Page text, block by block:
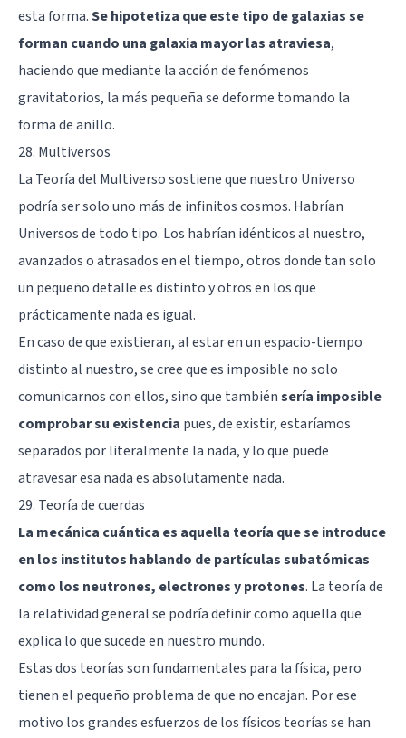
esta forma.Se hipotetiza que este tipo de galaxias se
forman cuando una galaxia mayor las atraviesa,
haciendo que mediante la acción de fenómenos
gravitatorios, la más pequeña se deforme tomando la
forma de anillo.
28. Multiversos
La Teoría del Multiverso sostiene que nuestro Universo
podría ser solo uno más de infinitos cosmos. Habrían
Universos de todo tipo. Los habrían idénticos al nuestro,
avanzados o atrasados en el tiempo, otros donde tan solo
un pequeño detalle es distinto y otros en los que
prácticamente nada es igual.
En caso de que existieran, al estar en un espacio-tiempo
distinto al nuestro, se cree que es imposible no solo
comunicarnos con ellos, sino que tambiénsería imposible
comprobar su existencia pues, de existir, estaríamos
separados por literalmente la nada, y lo que puede
atravesar esa nada es absolutamente nada.
29. Teoría de cuerdas
La mecánica cuántica es aquella teoría que se introduce
en los institutos hablando de partículas subatómicas
como los neutrones, electrones y protones. La teoría de
la relatividad general se podría definir como aquella que
explica lo que sucede en nuestro mundo.
Estas dos teorías son fundamentales para la física, pero
tienen el pequeño problema de que no encajan. Por ese
motivo los grandes esfuerzos de los físicos teorías se han